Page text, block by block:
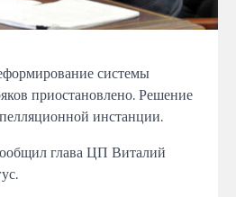
системы
приостановлено. Решение
инстанции.
главаЦП Виталий